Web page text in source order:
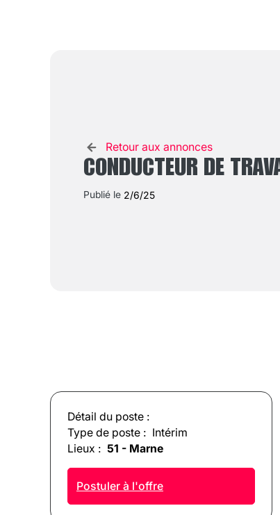
Retour aux annonces
CONDUCTEUR DE
Publié le 2/6/25
Détail du poste :
Type de poste : Intérim
Lieux : 51 - Marne
Postuler à l'offre